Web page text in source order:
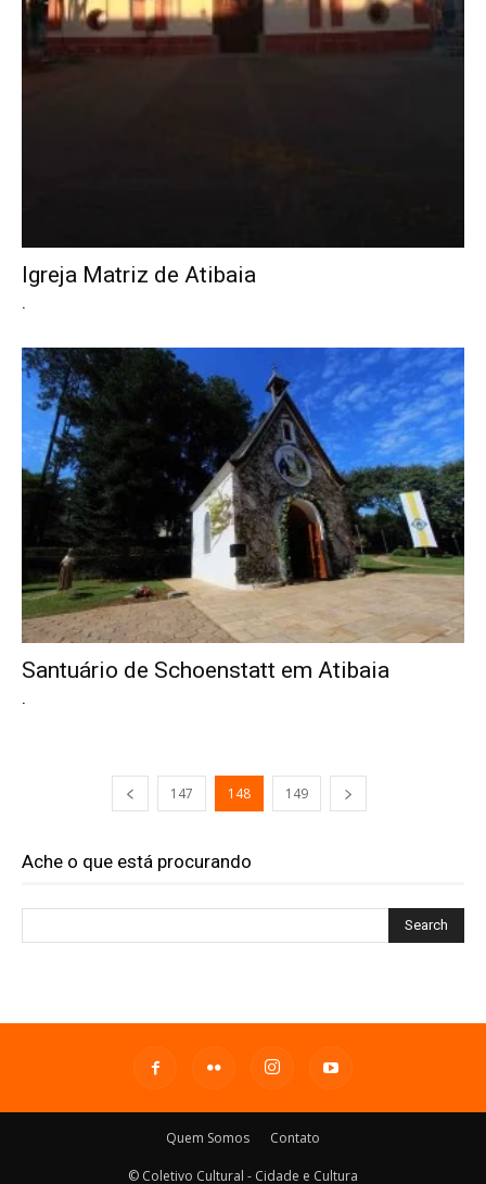
Igreja Matriz de Atibaia
.
Santuário de Schoenstatt em Atibaia
.
147 148 149
Ache o que está procurando
Quem Somos Contato
© Coletivo Cultural - Cidade e Cultura